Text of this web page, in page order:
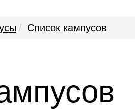
Список кампусов